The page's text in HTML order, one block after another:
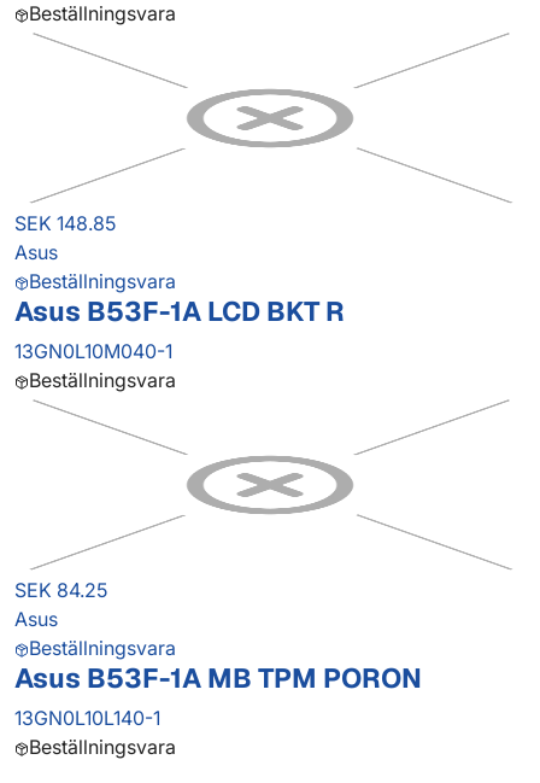
Beställningsvara
SEK 148.85
Asus
Beställningsvara
Asus B53F-1A LCD BKT R
13GN0L10M040-1
Beställningsvara
SEK 84.25
Asus
Beställningsvara
Asus B53F-1A MB TPM PORON
13GN0L10L140-1
Beställningsvara